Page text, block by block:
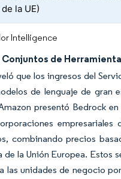
la UE)
Intelligence
Conjuntos de
que los ingresos del
de lenguaje de gran
presentó Bedrock
combinando precios
de la Unión Europea. Estos
las unidades de negocio